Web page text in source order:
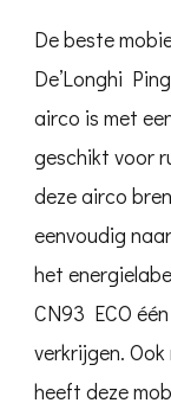
De beste
De’Longhi
airco is met
geschikt voor
deze airco
eenvoudig
het
CN93 ECO
verkrijgen.
heeft deze